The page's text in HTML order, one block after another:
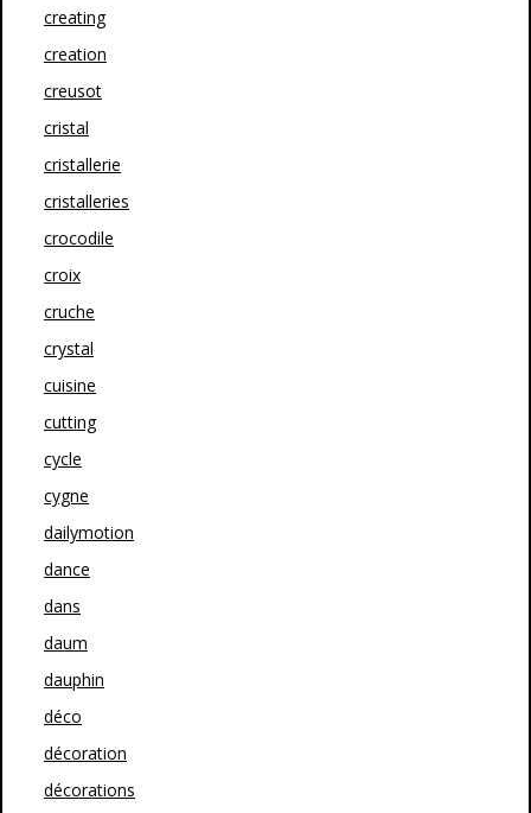
creating
creation
creusot
cristal
cristallerie
cristalleries
crocodile
croix
cruche
crystal
cuisine
cutting
cycle
cygne
dailymotion
dance
dans
daum
dauphin
déco
décoration
décorations